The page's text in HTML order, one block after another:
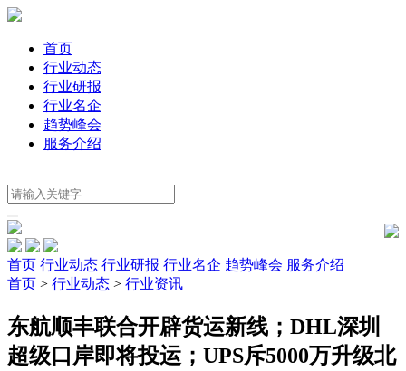
首页
行业动态
行业研报
行业名企
趋势峰会
服务介绍
首页 行业动态 行业研报 行业名企 趋势峰会 服务介绍
首页 > 行业动态 > 行业资讯
东航顺丰联合开辟货运新线；DHL深圳
超级口岸即将投运；UPS斥5000万升级北